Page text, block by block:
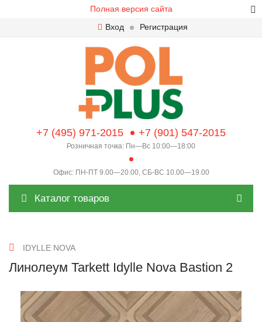
Полная версия сайта
Вход
Регистрация
+7 (495) 971-2015 +7 (901) 547-2015
Розничная точка: Пн—Вс 10:00—18:00
Офис: ПН-ПТ 9.00—20.00, СБ-ВС 10.00—19.00
Каталог товаров
IDYLLE NOVA
Линолеум Tarkett Idylle Nova Bastion 2